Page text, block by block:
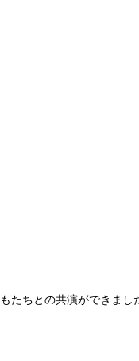
たちとの共演ができまし